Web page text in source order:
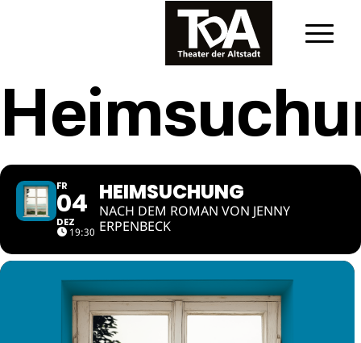
FR
04
DEZ
19:30
HEIMSUCHUNG
NACH DEM ROMAN VON JENNY
ERPENBECK